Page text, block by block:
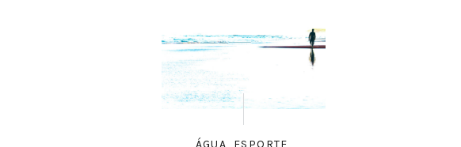
ÁGUA, ESPORTE,